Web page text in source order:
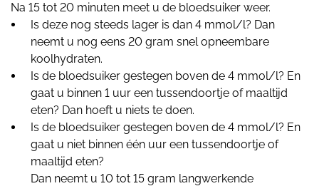
Na 15 tot 20 minuten meet u de bloedsuiker weer.
Is deze nog steeds lager is dan 4 mmol/l? Dan
neemt u nog eens 20 gram snel opneembare
koolhydraten.
Is de bloedsuiker gestegen boven de 4 mmol/l? En
gaat u binnen 1 uur een tussendoortje of maaltijd
eten? Dan hoeft u niets te doen.
Is de bloedsuiker gestegen boven de 4 mmol/l? En
gaat u niet binnen één uur een tussendoortje of
maaltijd eten?
Dan neemt u 10 tot 15 gram langwerkende